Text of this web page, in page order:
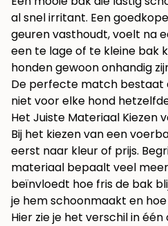
al snel irritant. Een
geuren vasthoudt, voelt na
een te lage of te kleine bak
honden gewoon onhandig
De perfecte match bestaat
niet voor elke hond
Het Juiste Materiaal Kiezen
Bij het kiezen van een
eerst naar kleur of prijs.
materiaal bepaalt veel
beïnvloedt hoe fris de bak
je hem schoonmaakt en
Hier zie je het verschil in één